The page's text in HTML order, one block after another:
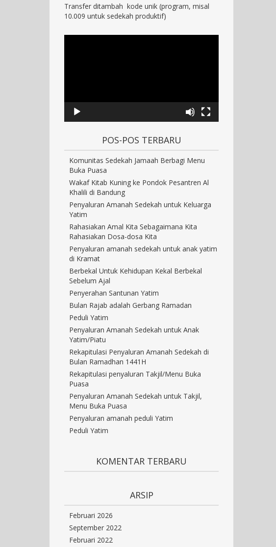
Transfer ditambah kode unik (program, misal
10.009 untuk sedekah produktif)
POS-POS TERBARU
Komunitas Sedekah Jamaah Berbagi Menu
Buka Puasa
Wakaf Kitab Kuning ke Pondok Pesantren Al
Khalili di Bandung
Penyaluran Amanah Sedekah untuk Keluarga
Yatim
Rahasiakan Amal Kita Sebagaimana Kita
Rahasiakan Dosa-dosa Kita
Penyaluran amanah sedekah untuk anak yatim
di Kramat
Berbekal Untuk Kehidupan Kekal Berbekal
Sebelum Ajal
Penyerahan Santunan Yatim
Bulan Rajab adalah Gerbang Ramadan
Peduli Yatim
Penyaluran Amanah Sedekah untuk Anak
Yatim/Piatu
Rekapitulasi Penyaluran Amanah Sedekah di
Bulan Ramadhan 1441H
Rekapitulasi penyaluran Takjil/Menu Buka
Puasa
Penyaluran Amanah Sedekah untuk Takjil,
Menu Buka Puasa
Penyaluran amanah peduli Yatim
Peduli Yatim
KOMENTAR TERBARU
ARSIP
Februari 2026
September 2022
Februari 2022